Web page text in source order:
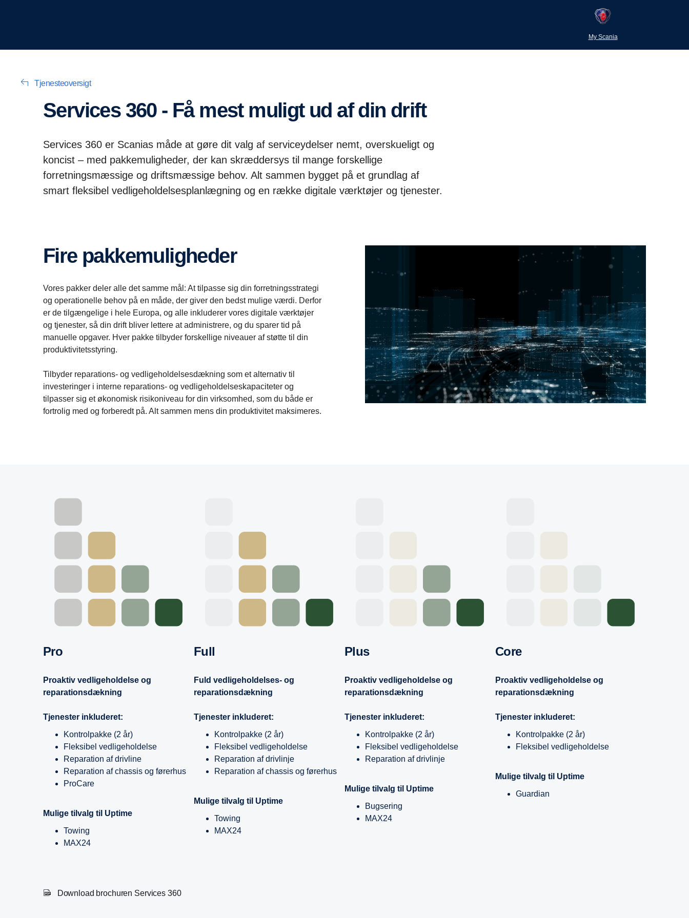
My Scania
Tjenesteoversigt
Services 360 - Få mest muligt ud af din drift
Services 360 er Scanias måde at gøre dit valg af serviceydelser nemt, overskueligt og
koncist – med pakkemuligheder, der kan skræddersys til mange forskellige
forretningsmæssige og driftsmæssige behov. Alt sammen bygget på et grundlag af
smart fleksibel vedligeholdelsesplanlægning og en række digitale værktøjer og tjenester.
Fire pakkemuligheder
Vores pakker deler alle det samme mål: At tilpasse sig din forretningsstrategi
og operationelle behov på en måde, der giver den bedst mulige værdi. Derfor
er de tilgængelige i hele Europa, og alle inkluderer vores digitale værktøjer
og tjenester, så din drift bliver lettere at administrere, og du sparer tid på
manuelle opgaver. Hver pakke tilbyder forskellige niveauer af støtte til din
produktivitetsstyring.
Tilbyder reparations- og vedligeholdelsesdækning som et alternativ til
investeringer i interne reparations- og vedligeholdelseskapaciteter og
tilpasser sig et økonomisk risikoniveau for din virksomhed, som du både er
fortrolig med og forberedt på. Alt sammen mens din produktivitet maksimeres.
Pro
Proaktiv vedligeholdelse og
reparationsdækning
Tjenester inkluderet:
Kontrolpakke (2 år)
Fleksibel vedligeholdelse
Reparation af drivline
Reparation af chassis og førerhus
ProCare
Mulige tilvalg til Uptime
Towing
MAX24
Full
Fuld vedligeholdelses- og
reparationsdækning
Tjenester inkluderet:
Kontrolpakke (2 år)
Fleksibel vedligeholdelse
Reparation af drivlinje
Reparation af chassis og førerhus
Mulige tilvalg til Uptime
Towing
MAX24
Plus
Proaktiv vedligeholdelse og
reparationsdækning
Tjenester inkluderet:
Kontrolpakke (2 år)
Fleksibel vedligeholdelse
Reparation af drivlinje
Mulige tilvalg til Uptime
Bugsering
MAX24
Core
Proaktiv vedligeholdelse og
reparationsdækning
Tjenester inkluderet:
Kontrolpakke (2 år)
Fleksibel vedligeholdelse
Mulige tilvalg til Uptime
Guardian
Download brochuren Services 360